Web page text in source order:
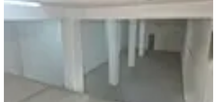
Sahibinden Sitelerde Yapıcı
Caddesinde
Bodrum Kat ·22.05.2026
Abdullah yavuz